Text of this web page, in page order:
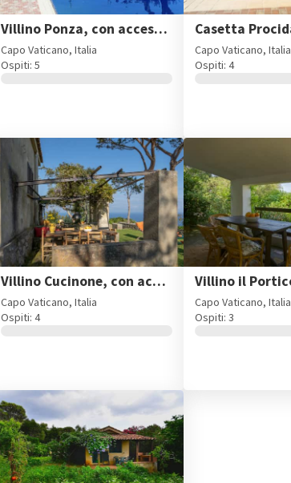
Villino Ponza, con accesso alla spiaggia e piscina condivisa
Capo Vaticano, Italia
Ospiti: 5
Capo Vaticano, Italia
Ospiti: 4
Villino Cucinone, con accesso alla spiaggia a Capo Vaticano
Capo Vaticano, Italia
Ospiti: 4
Capo Vaticano, Italia
Ospiti: 3